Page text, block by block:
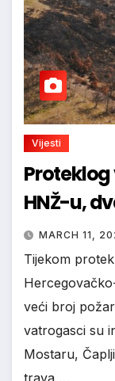
Vijesti
Proteklog
HNŽ-u,
MARCH 11,
Tijekom
veći broj
vatrogasci su
Mostaru,
trava,…